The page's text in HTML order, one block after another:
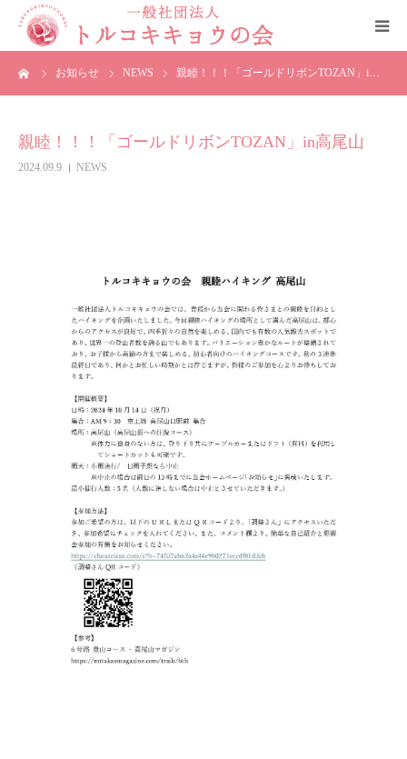
お知らせ NEWS 親睦！！！「ゴールドリボンTOZAN」i…
親睦！！！「ゴールドリボンTOZAN」in高尾山
2024.09.9 NEWS
HOME
お問合せ・ご相談窓口
リンク